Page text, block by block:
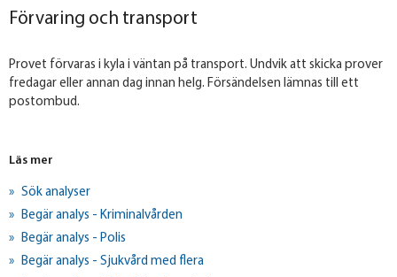
Förvaring och transport
Provet förvaras i kyla i väntan på transport. Undvik att skicka prover
fredagar eller annan dag innan helg. Försändelsen lämnas till ett
postombud.
Läs mer
Sök analyser
Begär analys - Kriminalvården
Begär analys - Polis
Begär analys - Sjukvård med flera